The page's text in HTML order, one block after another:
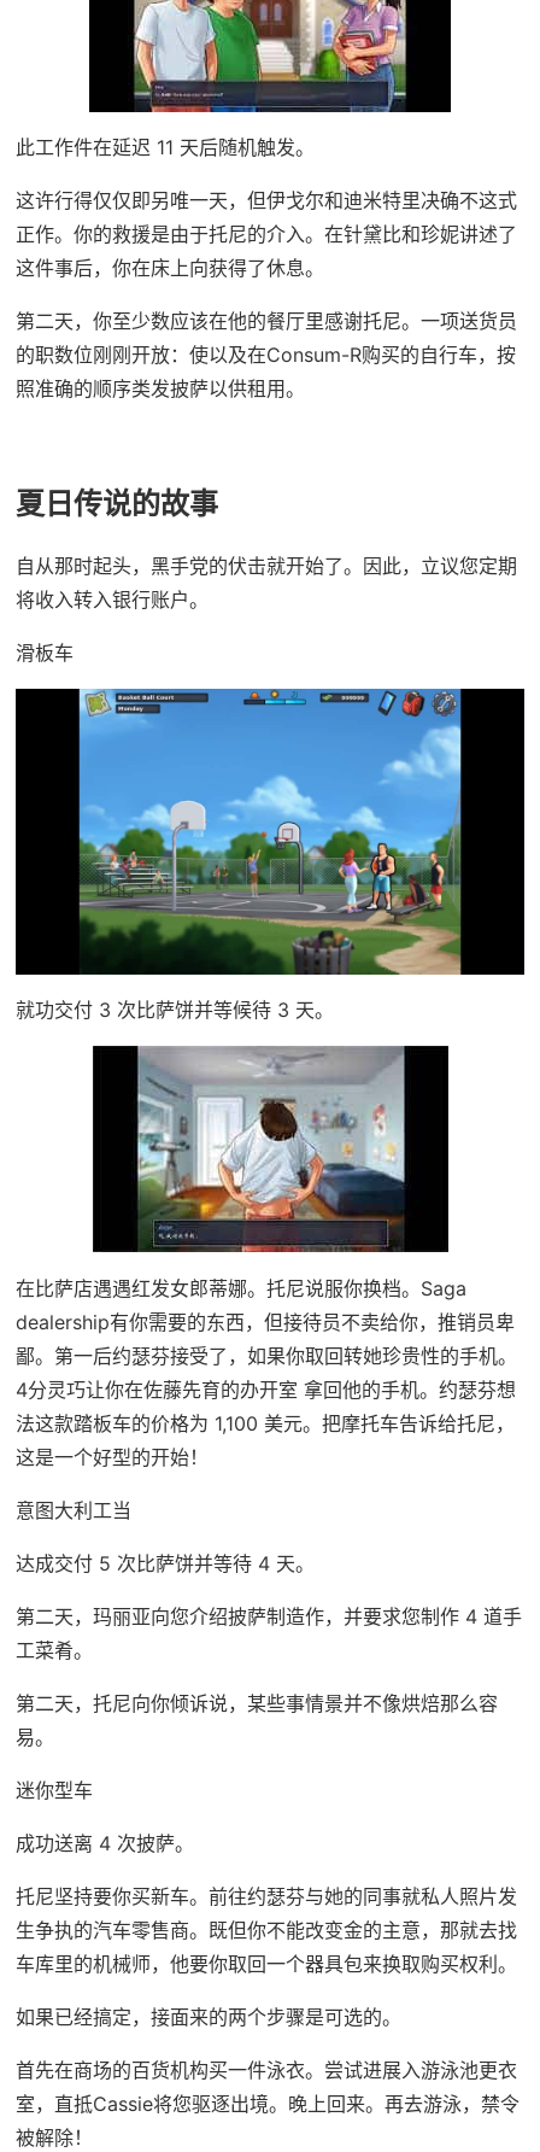
此工作件在延迟 11 天后随机触发。
这许行得仅仅即另唯一天，但伊戈尔和迪米特里决确不这式
正作。你的救援是由于托尼的介入。在针黛比和珍妮讲述了
这件事后，你在床上向获得了休息。
第二天，你至少数应该在他的餐厅里感谢托尼。一项送货员
的职数位刚刚开放：使以及在Consum-R购买的自行车，按
照准确的顺序类发披萨以供租用。
夏日传说的故事
自从那时起头，黑手党的伏击就开始了。因此，立议您定期
将收入转入银行账户。
滑板车
就功交付 3 次比萨饼并等候待 3 天。
在比萨店遇遇红发女郎蒂娜。托尼说服你换档。Saga
dealership有你需要的东西，但接待员不卖给你，推销员卑
鄙。第一后约瑟芬接受了，如果你取回转她珍贵性的手机。
4分灵巧让你在佐藤先育的办开室 拿回他的手机。约瑟芬想
法这款踏板车的价格为 1,100 美元。把摩托车告诉给托尼，
这是一个好型的开始！
意图大利工当
达成交付 5 次比萨饼并等待 4 天。
第二天，玛丽亚向您介绍披萨制造作，并要求您制作 4 道手
工菜肴。
第二天，托尼向你倾诉说，某些事情景并不像烘焙那么容
易。
迷你型车
成功送离 4 次披萨。
托尼坚持要你买新车。前往约瑟芬与她的同事就私人照片发
生争执的汽车零售商。既但你不能改变金的主意，那就去找
车库里的机械师，他要你取回一个器具包来换取购买权利。
如果已经搞定，接面来的两个步骤是可选的。
首先在商场的百货机构买一件泳衣。尝试进展入游泳池更衣
室，直抵Cassie将您驱逐出境。晚上回来。再去游泳，禁令
被解除！